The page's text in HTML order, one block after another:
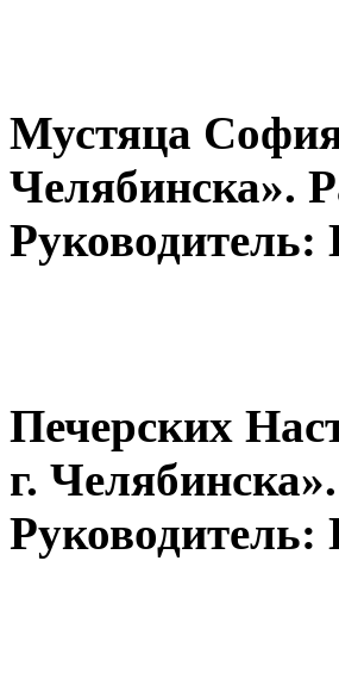
Мустяца
Челябинска».
Печерских
г.
Руководитель: